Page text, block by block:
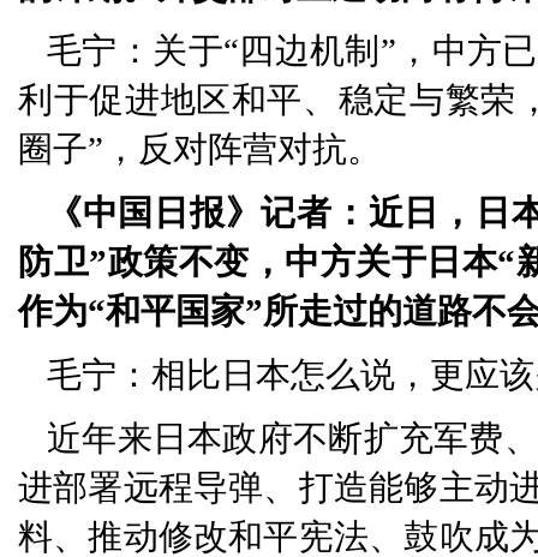
毛宁：关于“四边机制”，中方
利于促进地区和平、稳定与繁荣
圈子”，反对阵营对抗。
《中国日报》记者：近日，
防卫”政策不变，中方关于日本
作为“和平国家”所走过的道路不
毛宁：相比日本怎么说，更应
近年来日本政府不断扩充军费
进部署远程导弹、打造能够主动
料、推动修改和平宪法、鼓吹成